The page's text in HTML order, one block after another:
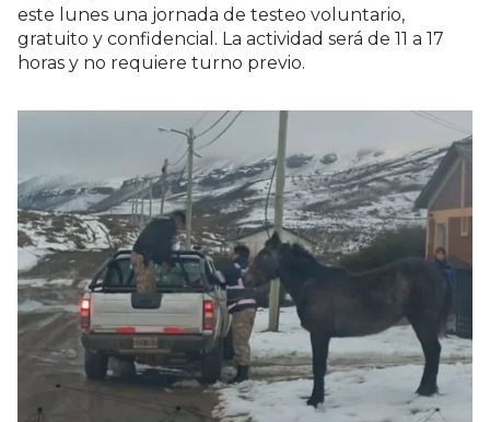
este lunes una jornada de testeo voluntario,
gratuito y confidencial. La actividad será de 11 a 17
horas y no requiere turno previo.